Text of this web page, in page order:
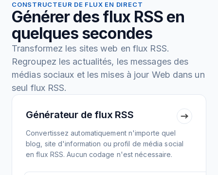
CONSTRUCTEUR DE FLUX EN DIRECT
Générer des flux RSS en
quelques secondes
Transformez les sites web en flux RSS.
Regroupez les actualités, les messages des
médias sociaux et les mises à jour Web dans un
seul flux RSS.
Générateur de flux RSS
Convertissez automatiquement n'importe quel
blog, site d'information ou profil de média social
en flux RSS. Aucun codage n'est nécessaire.